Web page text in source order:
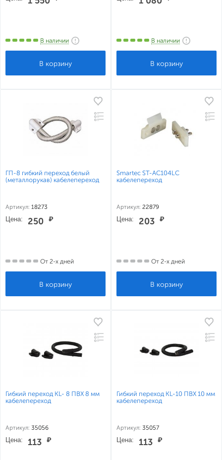
В наличии В наличии
ГП-8 гибкий переход белый
(металлорукав) кабелепереход
Артикул: 18273
Цена: 250 ₽
От 2-х дней
Smartec ST-AC104LC
кабелепереход
Артикул: 22879
Цена: 203 ₽
От 2-х дней
Гибкий переход KL- 8 ПВХ 8 мм
кабелепереход
Артикул: 35056
Цена: 113 ₽
Гибкий переход KL-10 ПВХ 10 мм
кабелепереход
Артикул: 35057
Цена: 113 ₽